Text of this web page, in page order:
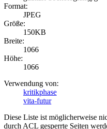
Format:
JPEG
Größe:
150KB
Breite:
1066
Höhe:
1066
Verwendung von:
kritikphase
vita-futur
Diese Liste ist möglicherweise
durch ACL gesperrte Seiten